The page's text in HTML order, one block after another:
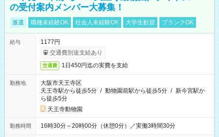
の受付案内メンバー大募集！
派遣 職種未経験OK 社会人未経験OK 大学生歓迎 ブランクOK
給与
1177円
交通費別途支給あり
交通費 1日450円迄の実費を支給
勤務地
大阪市天王寺区
天王寺駅から徒歩5分 / 動物園前駅から徒歩5分 / 新今宮駅か
ら徒歩5分
天王寺動物園
勤務時間 16時30分～20時00分（休憩0分）／実働3時間30分